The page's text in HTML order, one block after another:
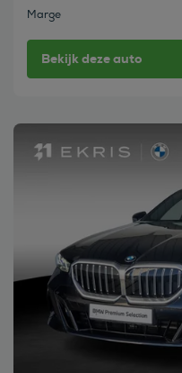
Marge
Bekijk deze auto
Bekijk deze auto